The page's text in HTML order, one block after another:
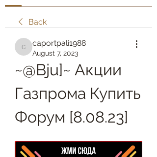
Back
caportpali1988
caportpali1988
August 7, 2023
~@Bju]~ Акции
Газпрома Купить
Форум [8.08.23]